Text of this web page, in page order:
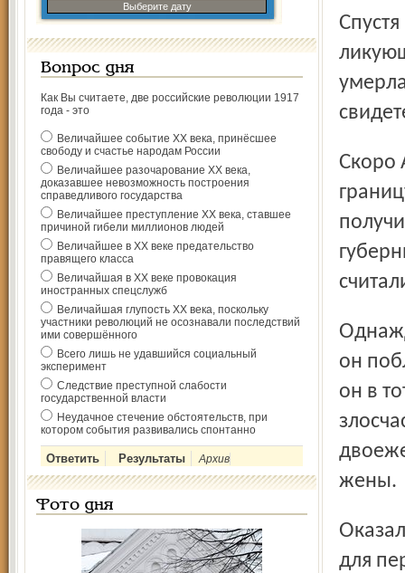
Выберите дату
Вопрос дня
Как Вы считаете, две российские революции 1917
года - это
Величайшее событие ХХ века, принёсшее
свободу и счастье народам России
Величайшее разочарование ХХ века,
доказавшее невозможность построения
справедливого государства
Величайшее преступление ХХ века, ставшее
причиной гибели миллионов людей
Величайшее в ХХ веке предательство
правящего класса
Величайшая в ХХ веке провокация
иностранных спецслужб
Величайшая глупость ХХ века, поскольку
участники революций не осознавали последствий
ими совершённого
Всего лишь не удавшийся социальный
эксперимент
Следствие преступной слабости
государственной власти
Неудачное стечение обстоятельств, при
котором события развивались спонтанно
Архив
Фото дня
Спустя месяц он возвратился обратно весёлый и
Скоро А. Ч. женился на Нине. Молодые отправились за
Однажды Ч. получил по почте письмо, прочитав которое,
он
он в
жены.
Оказалось, что когда Ч. ехал в первый раз к своей жене
для